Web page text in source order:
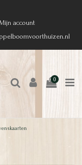
Mijn account
0